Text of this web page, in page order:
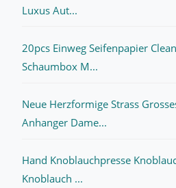
Luxus Aut...
20pcs Einweg Seifenpapier
Schaumbox M...
Neue Herzformige Strass
Anhanger Dame...
Hand Knoblauchpresse
Knoblauch ...